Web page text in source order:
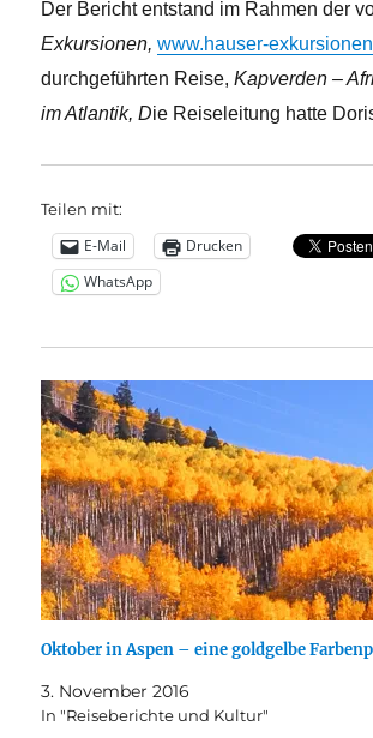
Der Bericht entstand im Rahmen der
Exkursionen, www.hauser-
durchgeführten Reise,Kapverden –
im Atlantik, Die Reiseleitung hatte
Teilen mit:
E-Mail
Drucken
WhatsApp
Oktober in Aspen – eine goldgelbe
3. November 2016
In "Reiseberichte und Kultur"